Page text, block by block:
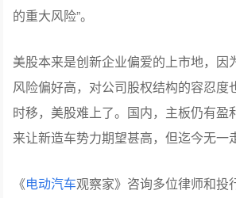
的重大风险”。
美股本来是创新企业偏爱的上市地，因
风险偏好高，对公司股权结构的容忍度
时移，美股难上了。国内，主板仍有盈
来让新造车势力期望甚高，但迄今无一
《电动汽车观察家》咨询多位律师和投